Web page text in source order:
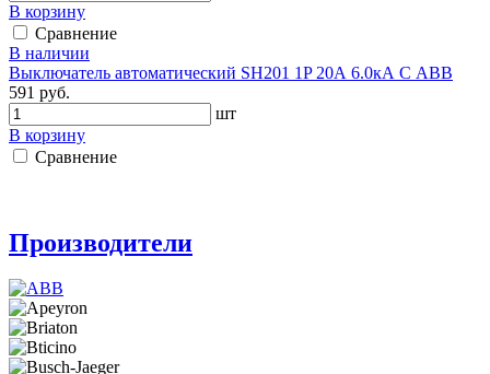
В корзину
Сравнение
В наличии
Выключатель автоматический SH201 1P 20А 6.0кА С АВВ
591 руб.
шт
В корзину
Сравнение
Производители